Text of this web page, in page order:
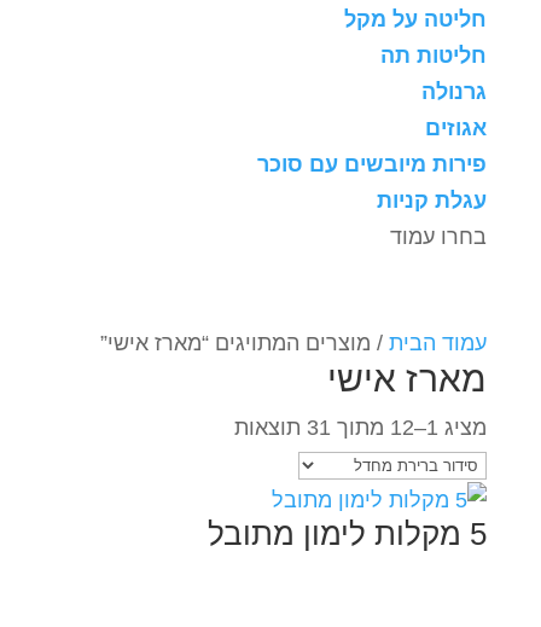
חליטה על מקל
חליטות תה
גרנולה
אגוזים
פירות מיובשים עם סוכר
עגלת קניות
בחרו עמוד
עמוד הבית/ מוצרים המתויגים “מארז אישי”
מארז אישי
מציג 1–12 מתוך 31 תוצאות
5 מקלות לימון מתובל